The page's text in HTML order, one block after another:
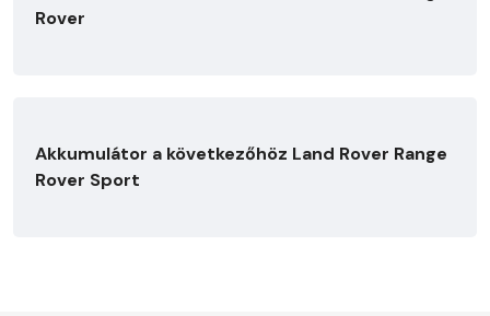
Rover
Akkumulátor a következőhöz Land Rover Range
Rover Sport